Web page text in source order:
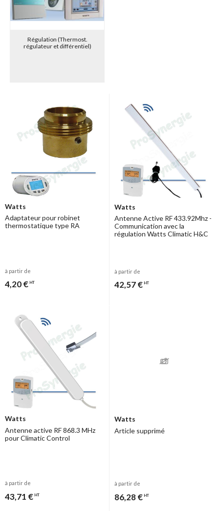
Régulation (Thermost.
régulateur et différentiel)
Watts
Adaptateur pour robinet
thermostatique type RA
à partir de
4,20 € HT
Watts
Antenne Active RF 433.92Mhz -
Communication avec la
régulation Watts Climatic H&C
à partir de
42,57 € HT
Watts
Antenne active RF 868.3 MHz
pour Climatic Control
à partir de
43,71 € HT
Watts
Article supprimé
à partir de
86,28 € HT